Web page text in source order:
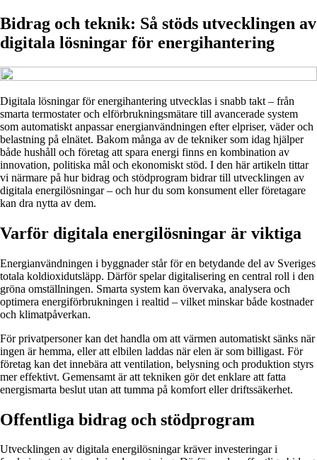
Bidrag och teknik: Så stöds utvecklingen av
digitala lösningar för energihantering
Digitala lösningar för energihantering utvecklas i snabb takt – från
smarta termostater och elförbrukningsmätare till avancerade system
som automatiskt anpassar energianvändningen efter elpriser, väder och
belastning på elnätet. Bakom många av de tekniker som idag hjälper
både hushåll och företag att spara energi finns en kombination av
innovation, politiska mål och ekonomiskt stöd. I den här artikeln tittar
vi närmare på hur bidrag och stödprogram bidrar till utvecklingen av
digitala energilösningar – och hur du som konsument eller företagare
kan dra nytta av dem.
Varför digitala energilösningar är viktiga
Energianvändningen i byggnader står för en betydande del av Sveriges
totala koldioxidutsläpp. Därför spelar digitalisering en central roll i den
gröna omställningen. Smarta system kan övervaka, analysera och
optimera energiförbrukningen i realtid – vilket minskar både kostnader
och klimatpåverkan.
För privatpersoner kan det handla om att värmen automatiskt sänks när
ingen är hemma, eller att elbilen laddas när elen är som billigast. För
företag kan det innebära att ventilation, belysning och produktion styrs
mer effektivt. Gemensamt är att tekniken gör det enklare att fatta
energismarta beslut utan att tumma på komfort eller driftssäkerhet.
Offentliga bidrag och stödprogram
Utvecklingen av digitala energilösningar kräver investeringar i